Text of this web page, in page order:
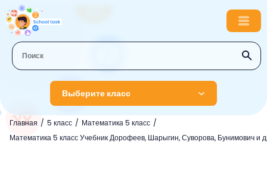
Выберите класс
Главная 5 класс
Математика 5 класс
Математика 5 класс Учебник Дорофеев, Шарыгин, Суворова, Бунимович и
1 класс